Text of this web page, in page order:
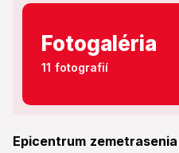
Fotogaléria
11 fotografií
Epicentrum